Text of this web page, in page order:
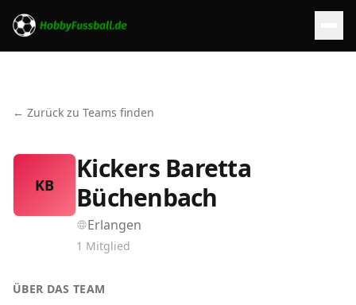
← Zurück zu Teams finden
KB
Kickers Baretta
Büchenbach
Erlangen
1 Mitglied
ÜBER DAS TEAM